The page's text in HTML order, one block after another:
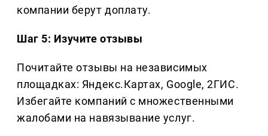
компании берут доплату.
Шаг 5: Изучите отзывы
Почитайте отзывы на независимых
площадках: Яндекс.Картах, Google, 2ГИС.
Избегайте компаний с множественными
жалобами на навязывание услуг.